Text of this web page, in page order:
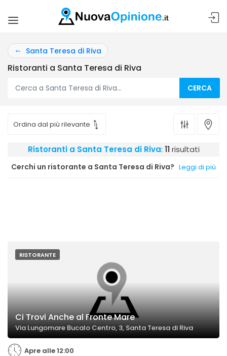
Santa Teresa di Riva
Ristoranti a Santa Teresa di Riva
CERCA
Ristoranti a Santa Teresa di Riva: 11risultati
Cerchi un ristorante a Santa Teresa di Riva? Leggi di più
RISTORANTE
Ci Trovi Anche al Fronte Mare
Via Lungomare Bucalo Centro, 3, Santa Teresa di Riva
Apre alle 12:00